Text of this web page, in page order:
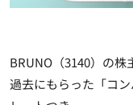
BRUNO（3140）の株
過去にもらった「コ